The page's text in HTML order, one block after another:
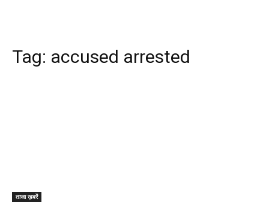
Tag: accused arrested
ताजा ख़बरें